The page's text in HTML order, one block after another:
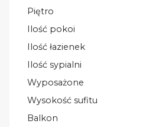
Piętro
Ilość pokoi
Ilość łazienek
Ilość sypialni
Wyposażone
Wysokość sufitu
Balkon